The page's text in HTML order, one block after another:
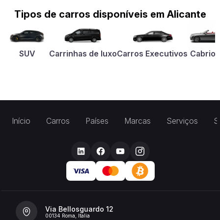
Tipos de carros disponíveis em Alicante
SUV Carrinhas de luxoCarros Executivos
Início Carros Países Marcas Serviços
Via Bellosguardo 12
00134 Roma, Italia